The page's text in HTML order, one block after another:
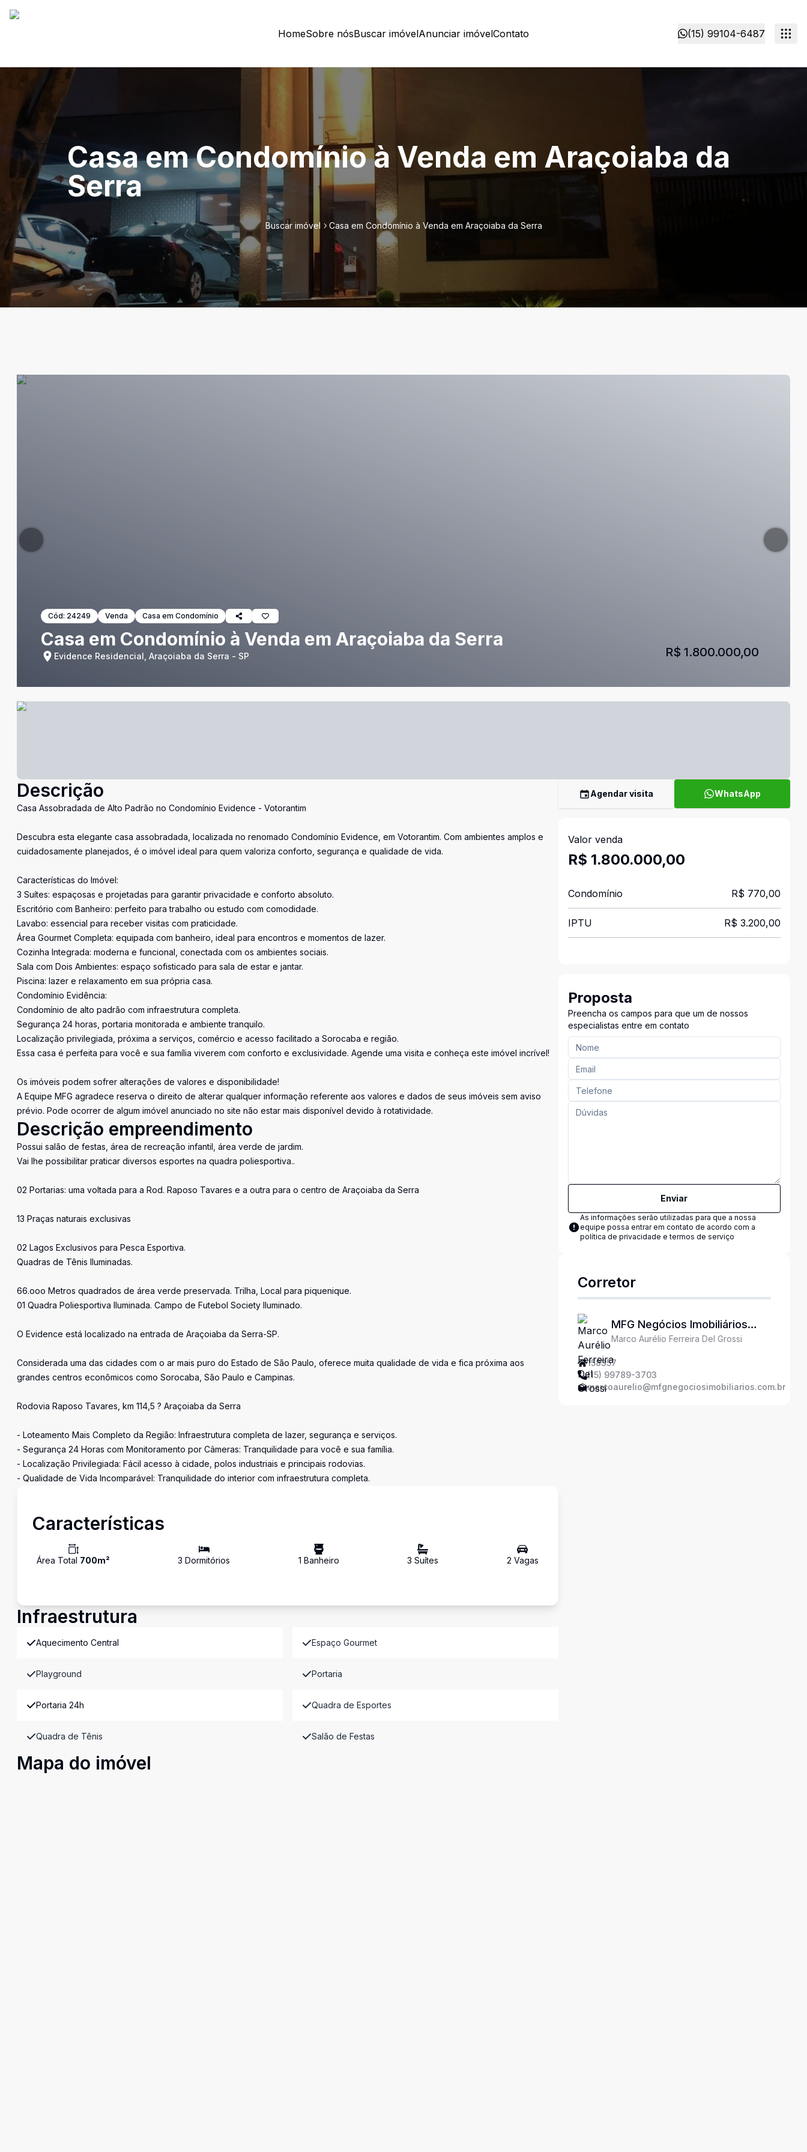
HomeSobre nósBuscar imóvelAnunciar imóvelContato (15) 99104-6487
Casa em Condomínio à Venda em Araçoiaba da
Serra
Buscar imóvel Casa em Condomínio à Venda em Araçoiaba da Serra
Cód: 24249 Venda Casa em Condomínio
Casa em Condomínio à Venda em Araçoiaba da Serra
Evidence Residencial, Araçoiaba da Serra - SP R$ 1.800.000,00
Descrição
Casa Assobradada de Alto Padrão no Condomínio Evidence - Votorantim
Descubra esta elegante casa assobradada, localizada no renomado Condomínio Evidence, em Votorantim. Com ambientes amplos e
cuidadosamente planejados, é o imóvel ideal para quem valoriza conforto, segurança e qualidade de vida.
Características do Imóvel:
3 Suítes: espaçosas e projetadas para garantir privacidade e conforto absoluto.
Escritório com Banheiro: perfeito para trabalho ou estudo com comodidade.
Lavabo: essencial para receber visitas com praticidade.
Área Gourmet Completa: equipada com banheiro, ideal para encontros e momentos de lazer.
Cozinha Integrada: moderna e funcional, conectada com os ambientes sociais.
Sala com Dois Ambientes: espaço sofisticado para sala de estar e jantar.
Piscina: lazer e relaxamento em sua própria casa.
Condomínio Evidência:
Condomínio de alto padrão com infraestrutura completa.
Segurança 24 horas, portaria monitorada e ambiente tranquilo.
Localização privilegiada, próxima a serviços, comércio e acesso facilitado a Sorocaba e região.
Essa casa é perfeita para você e sua família viverem com conforto e exclusividade. Agende uma visita e conheça este imóvel incrível!
Os imóveis podem sofrer alterações de valores e disponibilidade!
A Equipe MFG agradece reserva o direito de alterar qualquer informação referente aos valores e dados de seus imóveis sem aviso
prévio. Pode ocorrer de algum imóvel anunciado no site não estar mais disponível devido à rotatividade.
Descrição empreendimento
Possui salão de festas, área de recreação infantil, área verde de jardim.
Vai lhe possibilitar praticar diversos esportes na quadra poliesportiva..
02 Portarias: uma voltada para a Rod. Raposo Tavares e a outra para o centro de Araçoiaba da Serra
13 Praças naturais exclusivas
02 Lagos Exclusivos para Pesca Esportiva.
Quadras de Tênis Iluminadas.
66.ooo Metros quadrados de área verde preservada. Trilha, Local para piquenique.
01 Quadra Poliesportiva Iluminada. Campo de Futebol Society Iluminado.
O Evidence está localizado na entrada de Araçoiaba da Serra-SP.
Considerada uma das cidades com o ar mais puro do Estado de São Paulo, oferece muita qualidade de vida e fica próxima aos
grandes centros econômicos como Sorocaba, São Paulo e Campinas.
Rodovia Raposo Tavares, km 114,5 ? Araçoiaba da Serra
- Loteamento Mais Completo da Região: Infraestrutura completa de lazer, segurança e serviços.
- Segurança 24 Horas com Monitoramento por Câmeras: Tranquilidade para você e sua família.
- Localização Privilegiada: Fácil acesso à cidade, polos industriais e principais rodovias.
- Qualidade de Vida Incomparável: Tranquilidade do interior com infraestrutura completa.
Características
Área Total 700m² 3 Dormitórios 1 Banheiro 3 Suítes 2 Vagas
Infraestrutura
Aquecimento Central Espaço Gourmet
Playground Portaria
Portaria 24h Quadra de Esportes
Quadra de Tênis Salão de Festas
Mapa do imóvel
Agendar visita WhatsApp
Valor venda
R$ 1.800.000,00
Condomínio R$ 770,00
IPTU R$ 3.200,00
Proposta
Preencha os campos para que um de nossos
especialistas entre em contato
Enviar
As informações serão utilizadas para que a nossa
equipe possa entrar em contato de acordo com a
política de privacidade e termos de serviço
Corretor
MFG Negócios Imobiliários
Ltda
Marco Aurélio Ferreira Del Grossi
158357
(15) 99789-3703
marcoaurelio@mfgnegociosimobiliarios.com.br